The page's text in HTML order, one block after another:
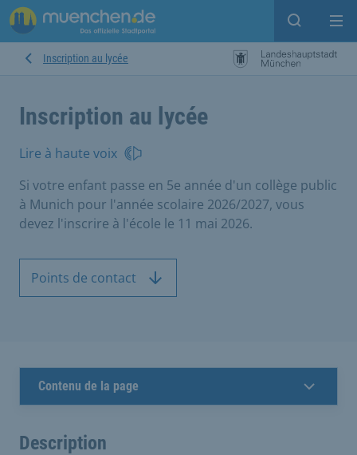
Open
Inscription au lycée
Inscription au lycée
Lire à haute voix
Si votre enfant passe en 5e année d'un collège public
à Munich pour l'année scolaire 2026/2027, vous
devez l'inscrire à l'école le 11 mai 2026.
Points de contact
Contenu de la page
Description